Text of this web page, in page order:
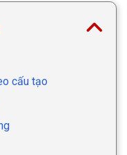
cấu tạo